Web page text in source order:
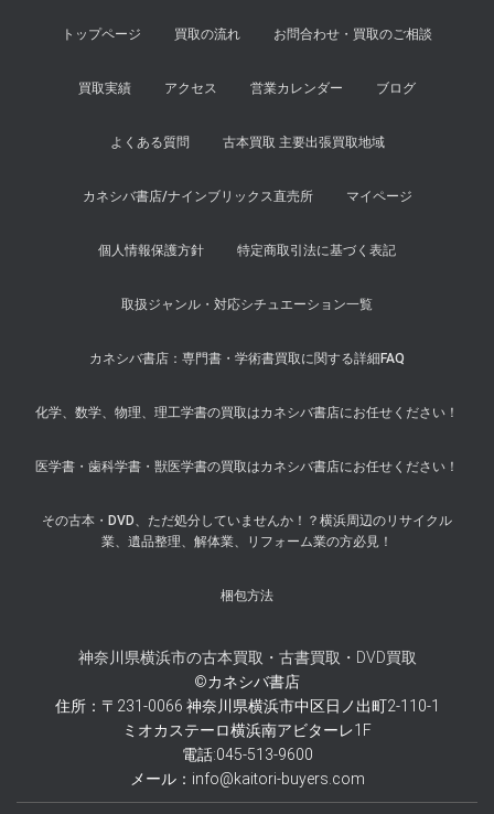
トップページ 買取の流れ お問合わせ・買取のご相談
買取実績 アクセス 営業カレンダー ブログ
よくある質問 古本買取 主要出張買取地域
カネシバ書店/ナインブリックス直売所 マイページ
個人情報保護方針 特定商取引法に基づく表記
取扱ジャンル・対応シチュエーション一覧
カネシバ書店：専門書・学術書買取に関する詳細FAQ
化学、数学、物理、理工学書の買取はカネシバ書店にお任せください！
医学書・歯科学書・獣医学書の買取はカネシバ書店にお任せください！
その古本・DVD、ただ処分していませんか！？横浜周辺のリサイクル
業、遺品整理、解体業、リフォーム業の方必見！
梱包方法
神奈川県横浜市の古本買取・古書買取・DVD買取
©カネシバ書店
住所：〒231-0066 神奈川県横浜市中区日ノ出町2-110-1
ミオカステーロ横浜南アビターレ1F
電話:045-513-9600
メール：info@kaitori-buyers.com